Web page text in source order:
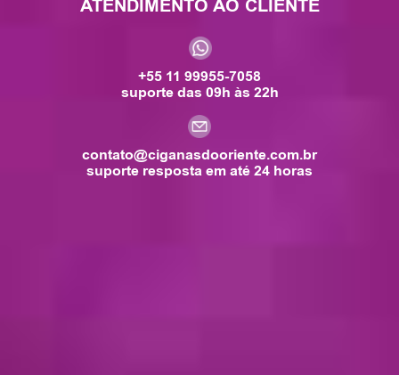
ATENDIMENTO AO CLIENTE
+55 11 99955-7058
suporte das 09h às 22h
contato@ciganasdooriente.com.br
suporte resposta em até 24 horas